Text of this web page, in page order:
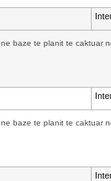
baze te planit te caktuar
baze te planit te caktuar